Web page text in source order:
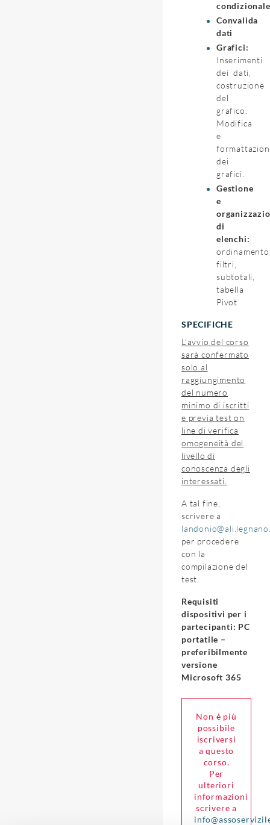
condizionale
Convalida
dati
Grafici:
Inserimenti
dei dati,
costruzione
del
grafico.
Modifica
e
dei
grafici.
Gestione
e
di
elenchi:
filtri,
subtotali,
tabella
Pivot
SPECIFICHE
L’avvio del corso
sarà confermato
solo al
raggiungimento
del numero
minimo di iscritti
e previa test on
line di verifica
omogeneità del
livello di
conoscenza degli
interessati.
A tal fine,
scrivere a
per procedere
con la
compilazione del
test.
Requisiti
dispositivi per i
partecipanti: PC
portatile –
preferibilmente
versione
Microsoft 365
Non è più
possibile
iscriversi
a questo
corso.
Per
ulteriori
informazioni
scrivere a